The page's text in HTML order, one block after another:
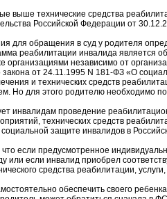
выше технические средства
Российской Федерации от
для обращения в суд у родителя
реабилитации инвалида является
организациями независимо от
закона от 24.11.1995 N 181-ФЗ «О
и технических средств
Но для этого родителю необходимо
инвалидам проведение
технических средств
защите инвалидов в
что если предусмотренное
или если инвалид приобрел
средства реабилитации,
обеспечить своего